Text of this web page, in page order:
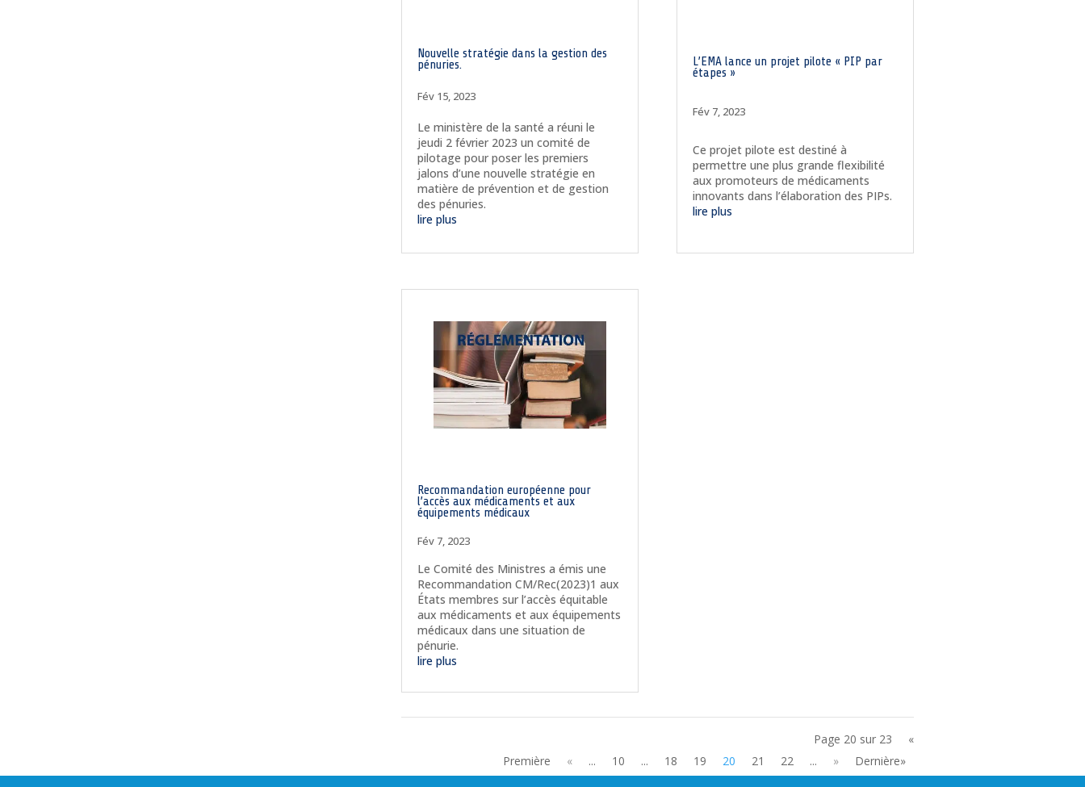
Nouvelle stratégie dans la gestion des
pénuries.
Fév 15, 2023
Le ministère de la santé a réuni le
jeudi 2 février 2023 un comité de
pilotage pour poser les premiers
jalons d’une nouvelle stratégie en
matière de prévention et de gestion
des pénuries.
lire plus
Recommandation européenne pour
l’accès aux médicaments et aux
équipements médicaux
Fév 7, 2023
Le Comité des Ministres a émis une
Recommandation CM/Rec(2023)1 aux
États membres sur l’accès équitable
aux médicaments et aux équipements
médicaux dans une situation de
pénurie.
lire plus
L’EMA lance un projet pilote « PIP par
étapes »
Fév 7, 2023
Ce projet pilote est destiné à
permettre une plus grande flexibilité
aux promoteurs de médicaments
innovants dans l’élaboration des PIPs.
lire plus
Page 20 sur 23
«
Première
« ... 10 ... 18 19 20 21 22 ... » Dernière»